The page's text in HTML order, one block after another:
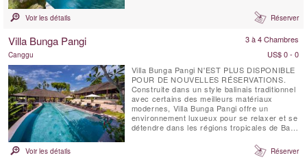
emplacement idéal à la Villa. Bougainvilliers,
Canggu. La Villa Bougainvillea est un chef-
Voir les détails Réserver
Villa Bunga Pangi 3 à 4 Chambres
Canggu
US$ 0 - 0
Villa Bunga Pangi N'EST PLUS DISPONIBLE
POUR DE NOUVELLES RÉSERVATIONS.
Construite dans un style balinais traditionnel
avec certains des meilleurs matériaux
modernes, Villa Bunga Pangi offre un
environnement luxueux pour se relaxer et se
détendre dans les régions tropicales de Bali.
l’autre côté de la rivière Pangi, qui passe à
travers le village Pererenan et continue vers
Voir les détails Réserver